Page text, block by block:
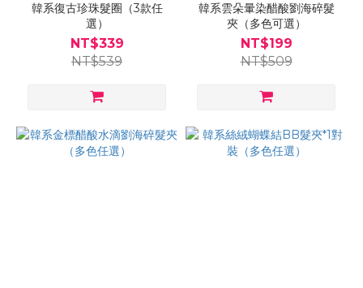
韓系復古珍珠髮圈（3款任
選）
NT$339
NT$539
韓系雲朵暈染醋酸劉海碎髮
夾（多色可選）
NT$199
NT$509